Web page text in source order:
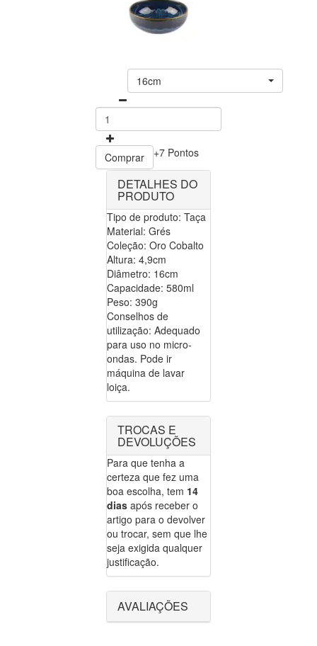
16cm
Comprar +7 Pontos
DETALHES DO
PRODUTO
Tipo de produto: Taça
Material: Grés
Coleção: Oro Cobalto
Altura: 4,9cm
Diâmetro: 16cm
Capacidade: 580ml
Peso: 390g
Conselhos de
utilização: Adequado
para uso no micro-
ondas. Pode ir
máquina de lavar
loiça.
TROCAS E
DEVOLUÇÕES
Para que tenha a
certeza que fez uma
boa escolha, tem 14
dias após receber o
artigo para o devolver
ou trocar, sem que lhe
seja exigida qualquer
justificação.
AVALIAÇÕES